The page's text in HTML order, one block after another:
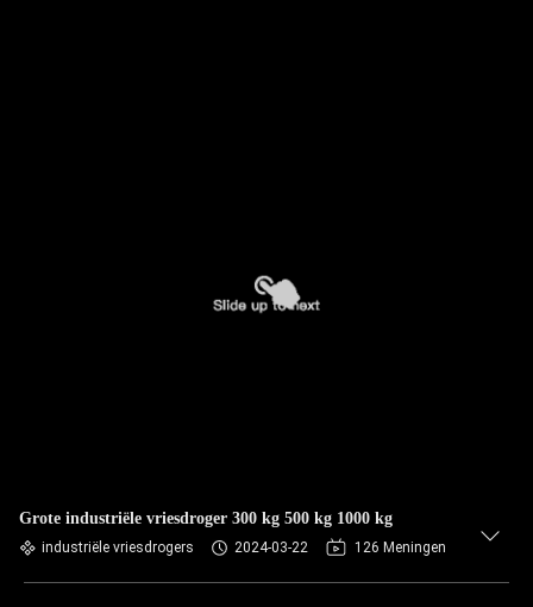
Grote industriële vriesdroger 300 kg 500 kg 1000 kg
industriële vriesdrogers 2024-03-22 126 Meningen